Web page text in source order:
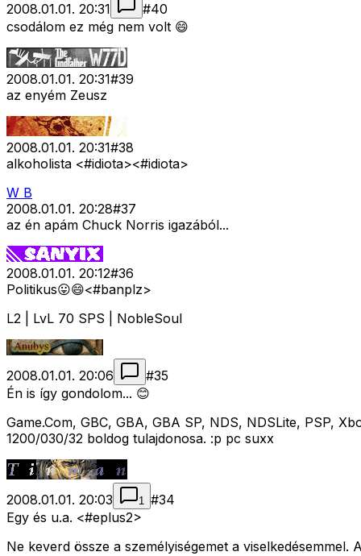
2008.01.01. 20:31 #40
csodálom ez még nem volt 😄
2008.01.01. 20:31#39
az enyém Zeusz
2008.01.01. 20:31#38
alkoholista <#idiota><#idiota>
W B
2008.01.01. 20:28#37
az én apám Chuck Norris igazából...
2008.01.01. 20:12#36
Politikus😛😄<#banplz>
L2 | LvL 70 SPS | NobleSoul
2008.01.01. 20:06 #35
Én is így gondolom... 😊
Game.Com, GBC, GBA, GBA SP, NDS, NDSLite, PSP,
1200/030/32 boldog tulajdonosa. :p pc suxx
2008.01.01. 20:03 1 #34
Egy és u.a. <#eplus2>
Ne keverd össze a személyiségemet a